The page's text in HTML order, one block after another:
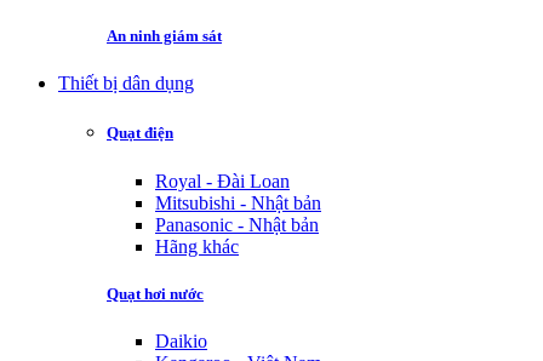
An ninh giám sát
Thiết bị dân dụng
Quạt điện
Royal - Đài Loan
Mitsubishi - Nhật bản
Panasonic - Nhật bản
Hãng khác
Quạt hơi nước
Daikio